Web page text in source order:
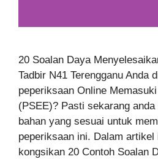
20 Soalan Daya
Tadbir N41 Terengganu Anda
peperiksaan Online
(PSEE)? Pasti sekarang
bahan yang sesuai untuk
peperiksaan ini. Dalam
kongsikan 20 Contoh Soalan